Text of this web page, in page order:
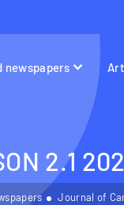
newspapers
2.1
Journal of